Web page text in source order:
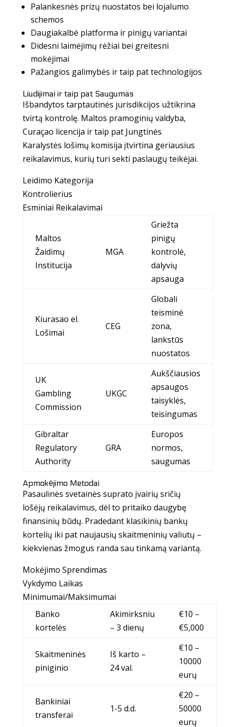
Palankesnės prizų nuostatos bei lojalumo
schemos
Daugiakalbė platforma ir pinigų variantai
Didesni laimėjimų rėžiai bei greitesni
mokėjimai
Pažangios galimybės ir taip pat technologijos
Liudijimai ir taip pat Saugumas
Išbandytos tarptautinės jurisdikcijos užtikrina
tvirtą kontrolę. Maltos pramoginių valdyba,
Curaçao licencija ir taip pat Jungtinės
Karalystės lošimų komisija įtvirtina geriausius
reikalavimus, kurių turi sekti paslaugų teikėjai.
Leidimo Kategorija
Kontrolierius
Esminiai Reikalavimai
Maltos
Žaidimų
Institucija
MGA
Griežta
pinigų
kontrolė,
dalyvių
apsauga
Kiurasao el.
Lošimai
CEG
Globali
teisminė
zona,
lankstūs
nuostatos
UK
Gambling
Commission
UKGC
Aukščiausios
apsaugos
taisyklės,
teisingumas
Gibraltar
Regulatory
Authority
GRA
Europos
normos,
saugumas
Apmokėjimo Metodai
Pasaulinės svetainės suprato įvairių sričių
lošėjų reikalavimus, dėl to pritaiko daugybę
finansinių būdų. Pradedant klasikinių bankų
kortelių iki pat naujausių skaitmeninių valiutų –
kiekvienas žmogus randa sau tinkamą variantą.
Mokėjimo Sprendimas
Vykdymo Laikas
Minimumai/Maksimumai
Banko
kortelės
Akimirksniu
– 3 dienų
€10 –
€5,000
Skaitmeninės
piniginio
Iš karto –
24 val.
€10 –
10000
eurų
Bankiniai
transferai
1-5 d.d.
€20 –
50000
eurų